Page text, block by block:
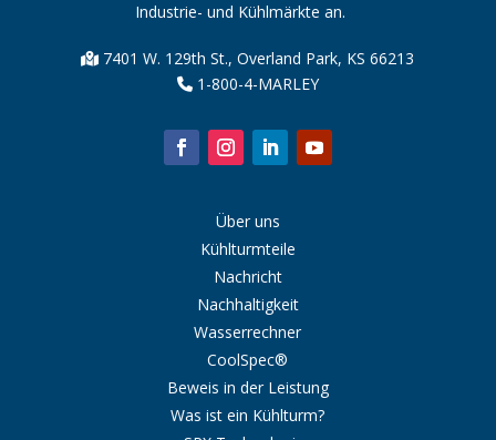
Industrie- und Kühlmärkte an.
7401 W. 129th St., Overland Park, KS 66213
1-800-4-MARLEY
Über uns
Kühlturmteile
Nachricht
Nachhaltigkeit
Wasserrechner
CoolSpec®
Beweis in der Leistung
Was ist ein Kühlturm?